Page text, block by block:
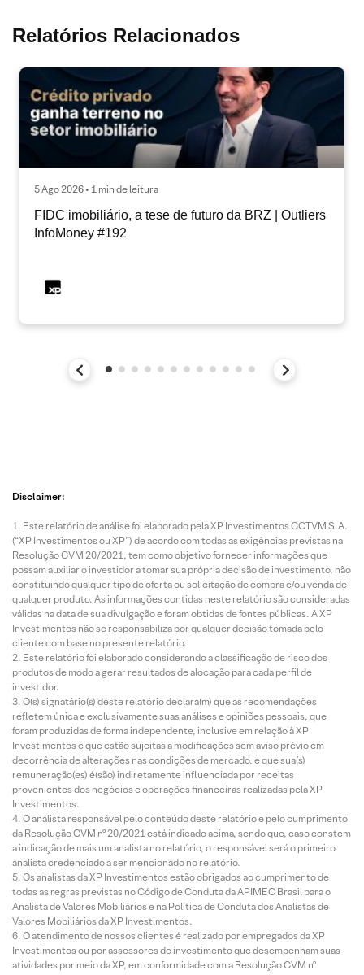
Relatórios Relacionados
5 Ago 2026 • 1 min de leitura
FIDC imobiliário, a tese de futuro da BRZ | Outliers
InfoMoney #192
Disclaimer:
Este relatório de análise foi elaborado pela XP Investimentos CCTVM S.A.
(“XP Investimentos ou XP”) de acordo com todas as exigências previstas na
Resolução CVM 20/2021, tem como objetivo fornecer informações que
possam auxiliar o investidor a tomar sua própria decisão de investimento, não
constituindo qualquer tipo de oferta ou solicitação de compra e/ou venda de
qualquer produto. As informações contidas neste relatório são consideradas
válidas na data de sua divulgação e foram obtidas de fontes públicas. A XP
Investimentos não se responsabiliza por qualquer decisão tomada pelo
cliente com base no presente relatório.
Este relatório foi elaborado considerando a classificação de risco dos
produtos de modo a gerar resultados de alocação para cada perfil de
investidor.
O(s) signatário(s) deste relatório declara(m) que as recomendações
refletem única e exclusivamente suas análises e opiniões pessoais, que
foram produzidas de forma independente, inclusive em relação à XP
Investimentos e que estão sujeitas a modificações sem aviso prévio em
decorrência de alterações nas condições de mercado, e que sua(s)
remuneração(es) é(são) indiretamente influenciada por receitas
provenientes dos negócios e operações financeiras realizadas pela XP
Investimentos.
O analista responsável pelo conteúdo deste relatório e pelo cumprimento
da Resolução CVM nº 20/2021 está indicado acima, sendo que, caso constem
a indicação de mais um analista no relatório, o responsável será o primeiro
analista credenciado a ser mencionado no relatório.
Os analistas da XP Investimentos estão obrigados ao cumprimento de
todas as regras previstas no Código de Conduta da APIMEC Brasil para o
Analista de Valores Mobiliários e na Política de Conduta dos Analistas de
Valores Mobiliários da XP Investimentos.
O atendimento de nossos clientes é realizado por empregados da XP
Investimentos ou por assessores de investimento que desempenham suas
atividades por meio da XP, em conformidade com a Resolução CVM nº